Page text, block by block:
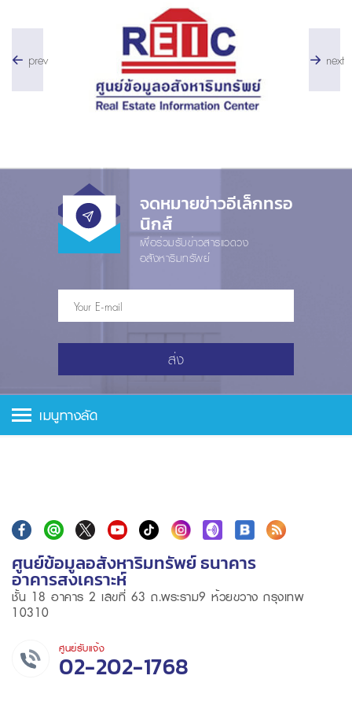
prev next
จดหมายข่าวอีเล็กทรอ
นิกส์
เพื่อร่วมรับข่าวสารแวดวง
อสังหาริมทรัพย์
ส่ง
เมนูทางลัด
ศูนย์ข้อมูลอสังหาริมทรัพย์ ธนาคาร
อาคารสงเคราะห์
ชั้น 18 อาคาร 2 เลขที่ 63 ถ.พระราม9 ห้วยขวาง กรุงเทพ
10310
ศูนย์รับแจ้ง
02-202-1768